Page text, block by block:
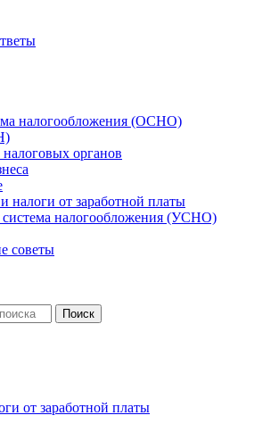
налогообложения (ОСНО)
органов
налоги от заработной платы
налогообложения (УСНО)
советы
от заработной платы